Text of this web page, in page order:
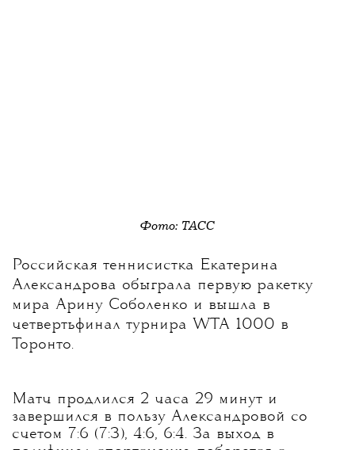
Фото: ТАСС
Российская теннисистка Екатерина
Александрова обыграла первую ракетку
мира Арину Соболенко и вышла в
четвертьфинал турнира WTA 1000 в
Торонто.
Матч продлился 2 часа 29 минут и
завершился в пользу Александровой со
счетом 7:6 (7:3), 4:6, 6:4. За выход в